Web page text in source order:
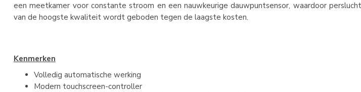
een meetkamer voor constante stroom en een nauwkeurige dauwpuntsensor, waardoor
van de hoogste kwaliteit wordt geboden tegen de laagste kosten.
Kenmerken
Volledig automatische werking
Modern touchscreen-controller